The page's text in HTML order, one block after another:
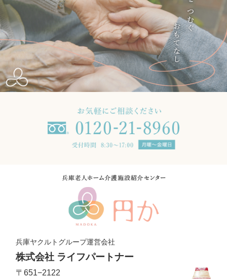
兵庫ヤクルトグループ運営会社
株式会社 ライフパートナー
〒651−2122